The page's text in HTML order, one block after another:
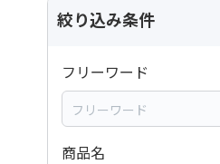
絞り込み条件
フリーワード
商品名